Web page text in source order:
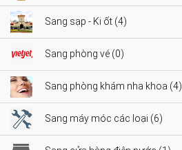
Sang sạp - Ki ốt (4)
Sang phòng vé (0)
Sang phòng khám nha khoa (4)
Sang máy móc các loại (6)